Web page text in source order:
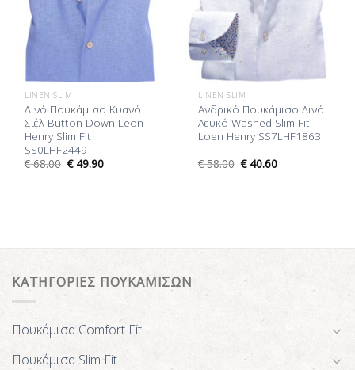
LINEN SLIM
Λινό Πουκάμισο Κυανό
Σιέλ Button Down Leon
Henry Slim Fit
SS0LHF2449
€68.00 €49.90
LINEN SLIM
Ανδρικό Πουκάμισο Λινό
Λευκό Washed Slim Fit
Loen Henry SS7LHF1863
€58.00 €40.60
ΚΑΤΗΓΟΡΙΕΣ ΠΟΥΚΑΜΙΣΩΝ
Πουκάμισα Comfort Fit
Πουκάμισα Slim Fit